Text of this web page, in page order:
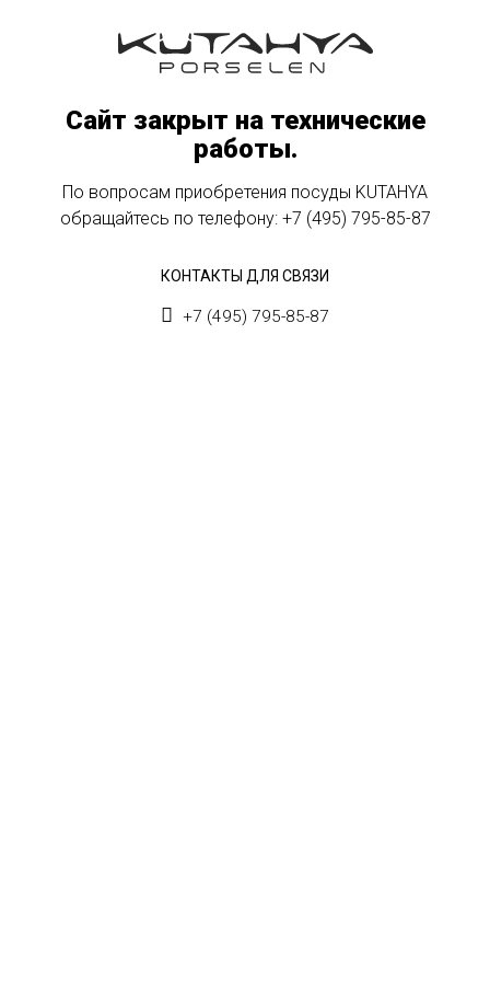
Сайт закрыт на технические
работы.
По вопросам приобретения посуды KUTAHYA
обращайтесь по телефону: +7 (495) 795-85-87
КОНТАКТЫ ДЛЯ СВЯЗИ
+7 (495) 795-85-87